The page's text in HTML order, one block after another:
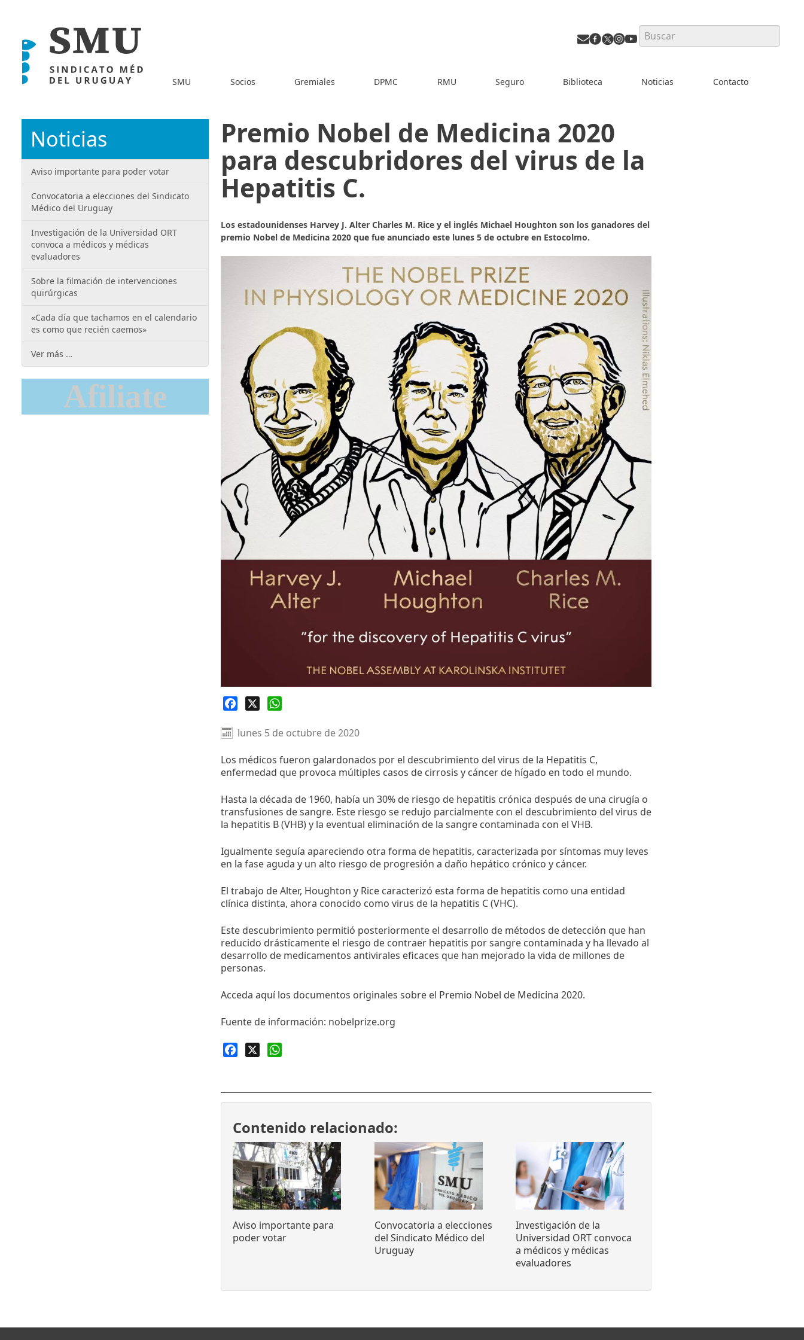
Search
SMU Socios Gremiales DPMC RMU Seguro Biblioteca Noticias Contacto
Premio Nobel de Medicina 2020
para descubridores del virus de la
Hepatitis C.
Los estadounidenses Harvey J. Alter Charles M. Rice y el inglés Michael Houghton son los ganadores del
premio Nobel de Medicina 2020 que fue anunciado este lunes 5 de octubre en Estocolmo.
Facebook
lunes 5 de octubre de 2020
Los médicos fueron galardonados por el descubrimiento del virus de la Hepatitis C,
enfermedad que provoca múltiples casos de cirrosis y cáncer de hígado en todo el mundo.
Hasta la década de 1960, había un 30% de riesgo de hepatitis crónica después de una cirugía o
transfusiones de sangre. Este riesgo se redujo parcialmente con el descubrimiento del virus de
la hepatitis B (VHB) y la eventual eliminación de la sangre contaminada con el VHB.
Igualmente seguía apareciendo otra forma de hepatitis, caracterizada por síntomas muy leves
en la fase aguda y un alto riesgo de progresión a daño hepático crónico y cáncer.
El trabajo de Alter, Houghton y Rice caracterizó esta forma de hepatitis como una entidad
clínica distinta, ahora conocido como virus de la hepatitis C (VHC).
Este descubrimiento permitió posteriormente el desarrollo de métodos de detección que han
reducido drásticamente el riesgo de contraer hepatitis por sangre contaminada y ha llevado al
desarrollo de medicamentos antivirales eficaces que han mejorado la vida de millones de
personas.
Acceda aquí los documentos originales sobre el Premio Nobel de Medicina 2020.
Fuente de información: nobelprize.org
Facebook
Contenido relacionado:
Aviso importante para
poder votar
Convocatoria a elecciones
del Sindicato Médico del
Uruguay
Investigación de la
Universidad ORT convoca
a médicos y médicas
evaluadores
Noticias
Aviso importante para poder votar
Convocatoria a elecciones del Sindicato
Médico del Uruguay
Investigación de la Universidad ORT
convoca a médicos y médicas
evaluadores
Sobre la filmación de intervenciones
quirúrgicas
«Cada día que tachamos en el calendario
es como que recién caemos»
Ver más …
Afiliate